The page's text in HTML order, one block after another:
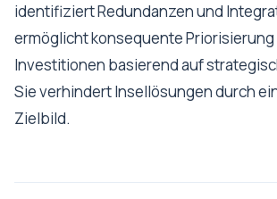
identifiziert Redundanzen und
ermöglicht konsequente Priorisierung
Investitionen basierend auf
Sie verhindert Insellösungen durch
Zielbild.